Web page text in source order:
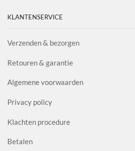
KLANTENSERVICE
Verzenden & bezorgen
Retouren & garantie
Algemene voorwaarden
Privacy policy
Klachten procedure
Betalen